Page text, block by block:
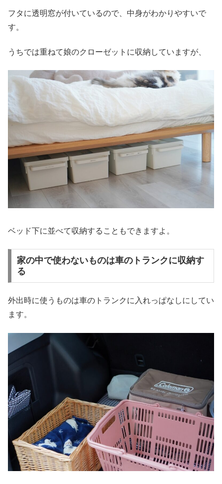
フタに透明窓が付いているので、中身がわかりやすいで
す。
うちでは重ねて娘のクローゼットに収納していますが、
ベッド下に並べて収納することもできますよ。
家の中で使わないものは車のトランクに収納す
る
外出時に使うものは車のトランクに入れっぱなしにしてい
ます。